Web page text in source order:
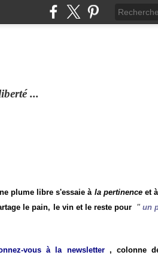
...
ne plume libre s'essaie à la pertinenceet
le pain, le vin et le reste pour "un
vous à la newsletter, colonne